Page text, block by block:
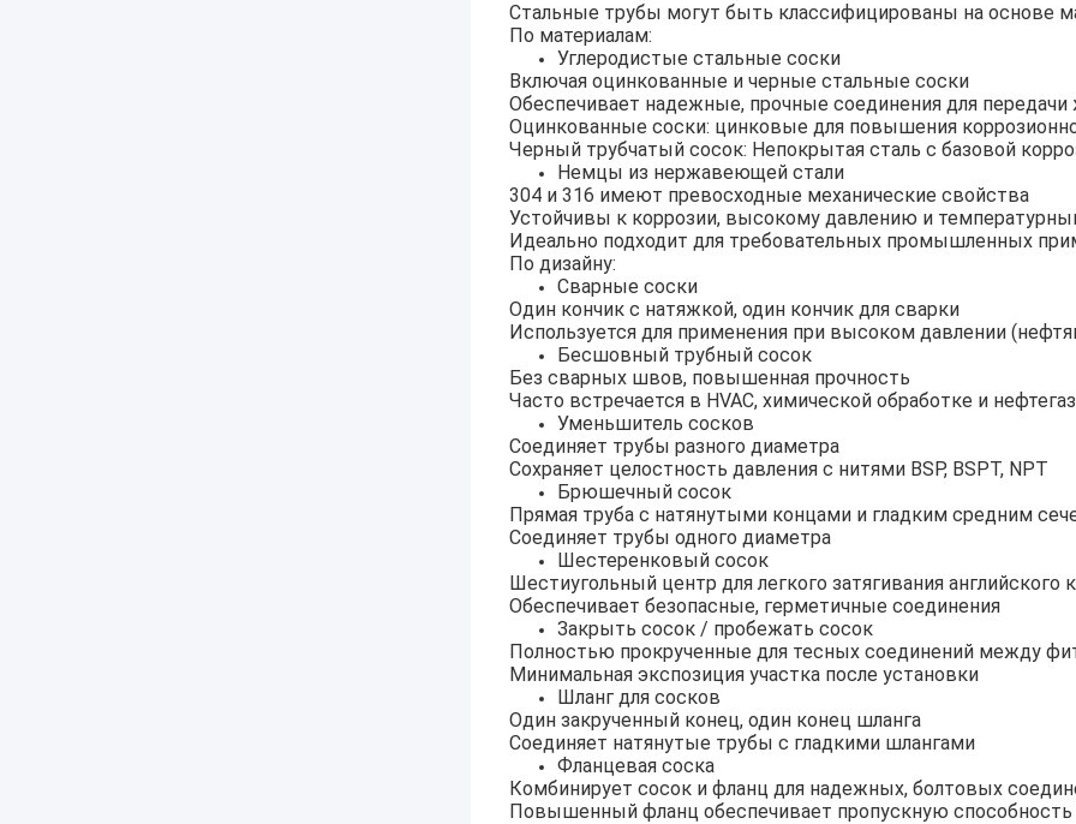
Стальные трубы могут быть классифицированы на основе
По материалам:
Углеродистые стальные соски
Включая оцинкованные и черные стальные соски
Обеспечивает надежные, прочные соединения для
Оцинкованные соски: цинковые для повышения
Черный трубчатый сосок: Непокрытая сталь с базовой
Немцы из нержавеющей стали
304 и 316 имеют превосходные механические свойства
Устойчивы к коррозии, высокому давлению и
Идеально подходит для требовательных промышленных
По дизайну:
Сварные соски
Один кончик с натяжкой, один кончик для сварки
Используется для применения при высоком давлении
Бесшовный трубный сосок
Без сварных швов, повышенная прочность
Часто встречается в HVAC, химической обработке и
Уменьшитель сосков
Соединяет трубы разного диаметра
Сохраняет целостность давления с нитями BSP, BSPT, NPT
Брюшечный сосок
Прямая труба с натянутыми концами и гладким средним
Соединяет трубы одного диаметра
Шестеренковый сосок
Шестиугольный центр для легкого затягивания английского
Обеспечивает безопасные, герметичные соединения
Закрыть сосок / пробежать сосок
Полностью прокрученные для тесных соединений между
Минимальная экспозиция участка после установки
Шланг для сосков
Один закрученный конец, один конец шланга
Соединяет натянутые трубы с гладкими шлангами
Фланцевая соска
Комбинирует сосок и фланц для надежных, болтовых
Повышенный фланц обеспечивает пропускную способность